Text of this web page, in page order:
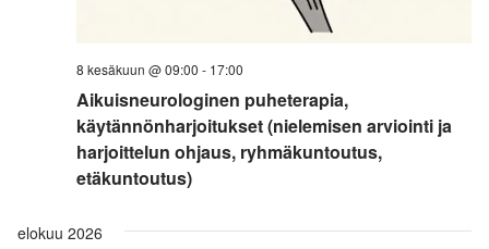
Aikuisneurologinen puheterapia,
käytännönharjoitukset (nielemisen arviointi ja
harjoittelun ohjaus, ryhmäkuntoutus,
etäkuntoutus)
8 kesäkuun @ 09:00 - 17:00
elokuu 2026